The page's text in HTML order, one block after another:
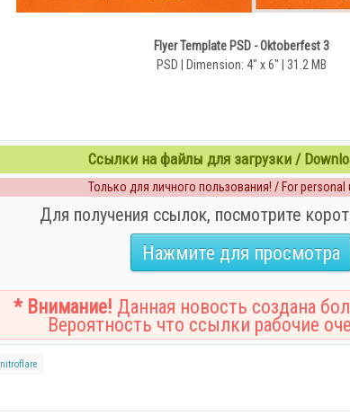
Flyer Template PSD - Oktoberfest 3
PSD | Dimension: 4" x 6" | 31.2 MB
Ссылки на файлы для загрузки /
Только для личного пользования! / For personal
Для получения ссылок, посмотрите
Нажмите для просмотра
* Внимание! Данная новость создана
Вероятность что ссылки рабочие
nitroflare